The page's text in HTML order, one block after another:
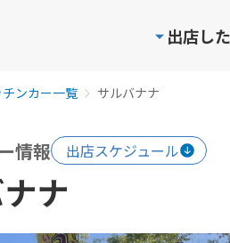
出店し
チンカー一覧 サルバナナ
情報 出店スケジュール
ナ